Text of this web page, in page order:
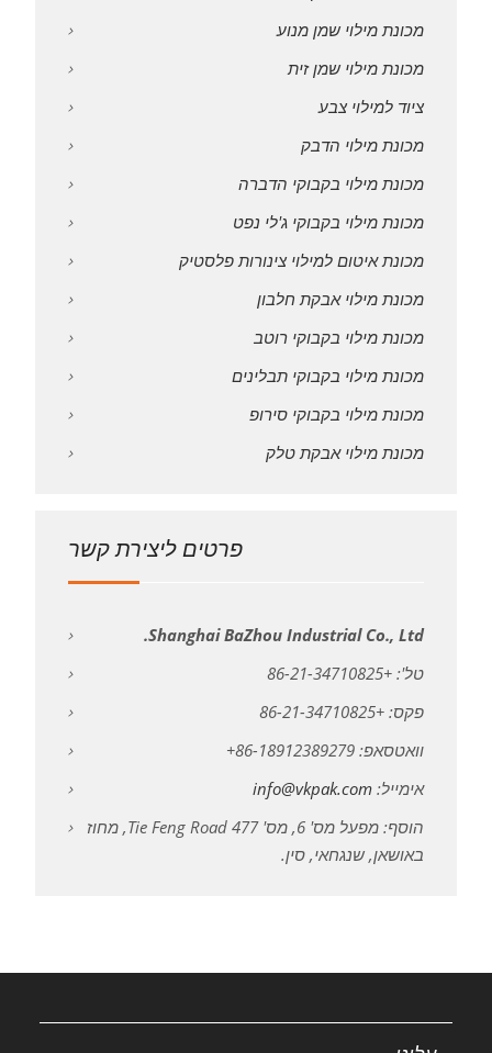
מכונת מילוי שמן מנוע
מכונת מילוי שמן זית
ציוד למילוי צבע
מכונת מילוי הדבק
מכונת מילוי בקבוקי הדברה
מכונת מילוי בקבוקי ג'לי נפט
מכונת איטום למילוי צינורות פלסטיק
מכונת מילוי אבקת חלבון
מכונת מילוי בקבוקי רוטב
מכונת מילוי בקבוקי תבלינים
מכונת מילוי בקבוקי סירופ
מכונת מילוי אבקת טלק
פרטים ליצירת קשר
Shanghai BaZhou Industrial Co., Ltd.
טל': +86-21-34710825
פקס: +86-21-34710825
וואטסאפ: 86-18912389279+
אימייל: info@vkpak.com
הוסף: מפעל מס' 6, מס' 477 Tie Feng Road, מחוז
באושאן, שנגחאי, סין.